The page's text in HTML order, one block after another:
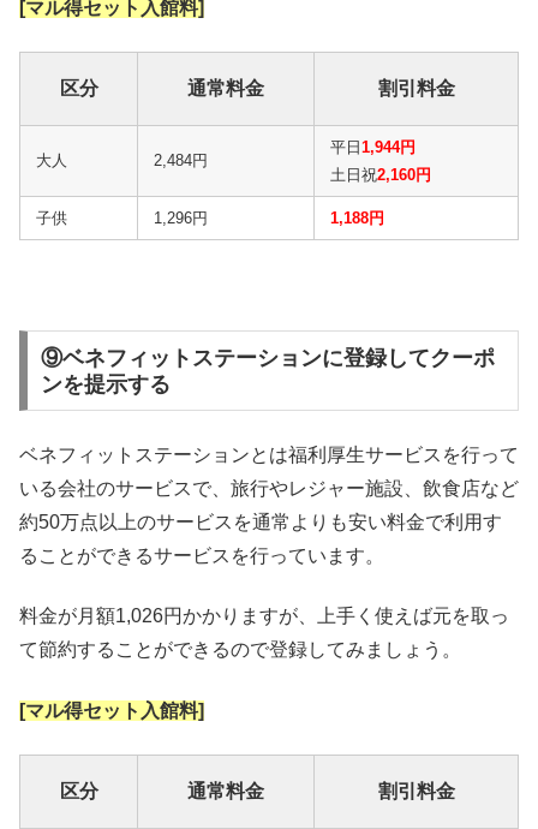
[マル得セット入館料]
区分 通常料金 割引料金
大人 2,484円
平日 1,944円
土日祝2,160円
子供 1,296円 1,188円
⑨ベネフィットステーションに登録してクーポ
ンを提示する
ベネフィットステーションとは福利厚生サービスを行って
いる会社のサービスで、旅行やレジャー施設、飲食店など
約50万点以上のサービスを通常よりも安い料金で利用す
ることができるサービスを行っています。
料金が月額1,026円かかりますが、上手く使えば元を取っ
て節約することができるので登録してみましょう。
[マル得セット入館料]
区分 通常料金 割引料金